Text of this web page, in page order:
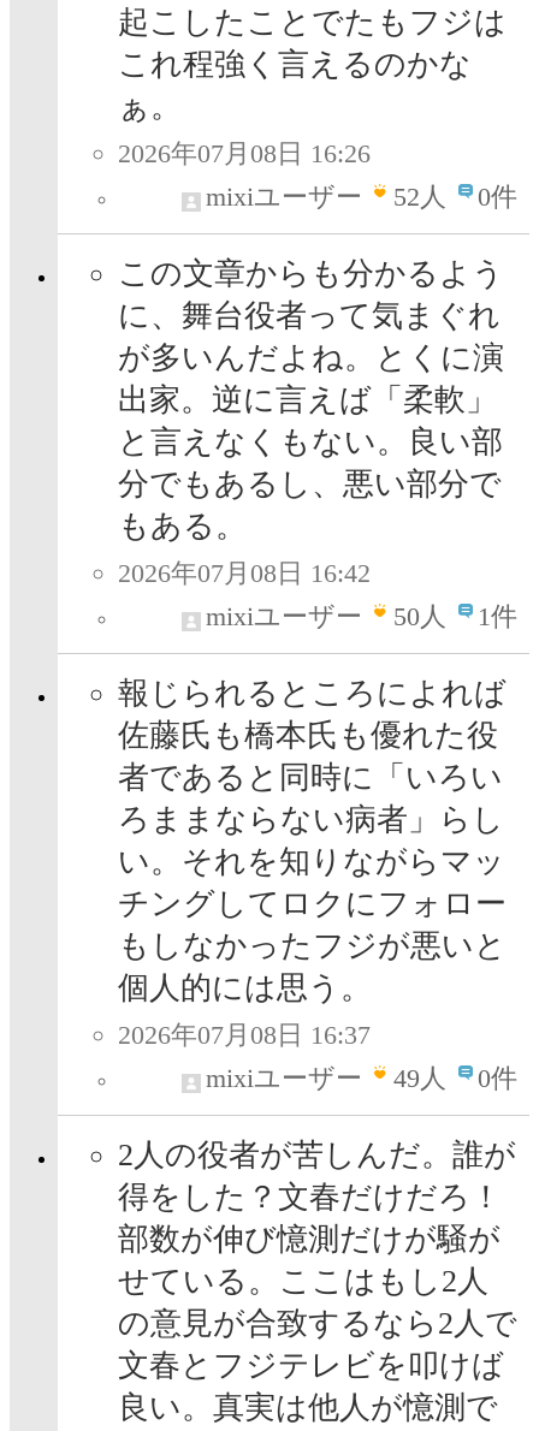
起こしたことでたもフジは
これ程強く言えるのかな
ぁ。
2026年07月08日 16:26
mixiユーザー
52人 0件
この文章からも分かるよう
に、舞台役者って気まぐれ
が多いんだよね。とくに演
出家。逆に言えば「柔軟」
と言えなくもない。良い部
分でもあるし、悪い部分で
もある。
2026年07月08日 16:42
mixiユーザー
50人 1件
報じられるところによれば
佐藤氏も橋本氏も優れた役
者であると同時に「いろい
ろままならない病者」らし
い。それを知りながらマッ
チングしてロクにフォロー
もしなかったフジが悪いと
個人的には思う。
2026年07月08日 16:37
mixiユーザー
49人 0件
2人の役者が苦しんだ。誰が
得をした？文春だけだろ！
部数が伸び憶測だけが騒が
せている。ここはもし2人
の意見が合致するなら2人で
文春とフジテレビを叩けば
良い。真実は他人が憶測で